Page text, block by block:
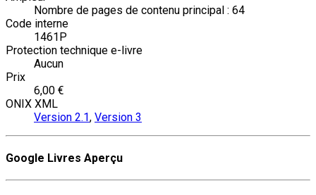
Nombre de pages de contenu principal : 64
Code interne
1461P
Protection technique e-livre
Aucun
Prix
6,00 €
ONIX XML
Version 2.1, Version 3
Google Livres Aperçu